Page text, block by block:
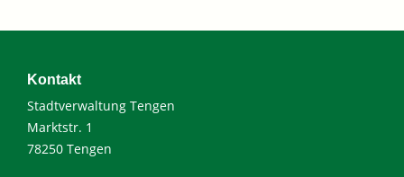
Kontakt
Stadtverwaltung Tengen
Marktstr. 1
78250 Tengen